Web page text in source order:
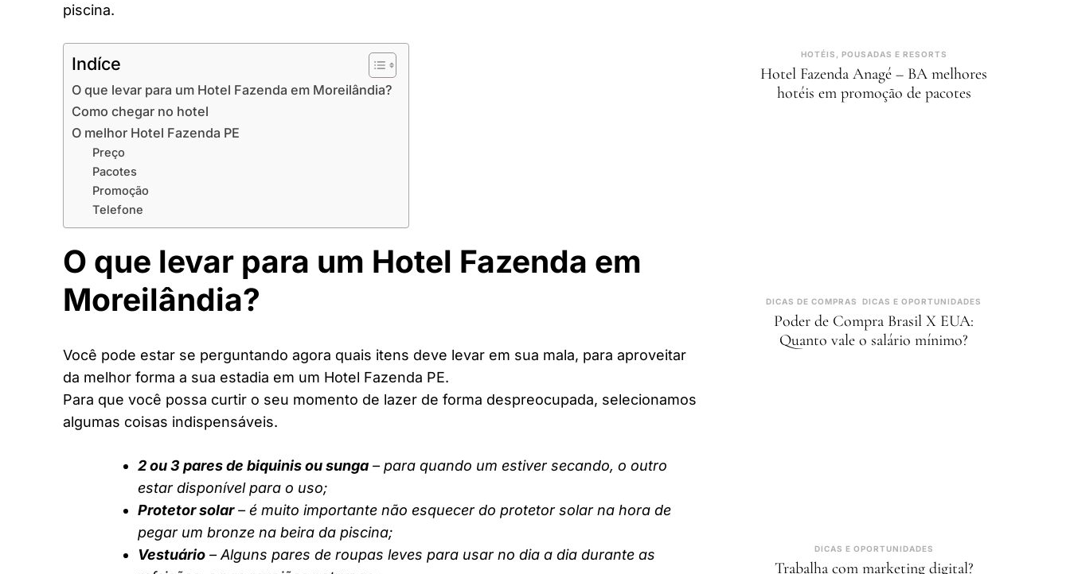
piscina.
Indíce
O que levar para um Hotel Fazenda em Moreilândia?
Como chegar no hotel
O melhor Hotel Fazenda PE
Preço
Pacotes
Promoção
Telefone
O que levar para um Hotel Fazenda em
Moreilândia?
Você pode estar se perguntando agora quais itens deve levar em sua mala, para aproveitar
da melhor forma a sua estadia em um Hotel Fazenda PE.
Para que você possa curtir o seu momento de lazer de forma despreocupada, selecionamos
algumas coisas indispensáveis.
2 ou 3 pares de biquinis ou sunga – para quando um estiver secando, o outro
estar disponível para o uso;
Protetor solar– é muito importante não esquecer do protetor solar na hora de
pegar um bronze na beira da piscina;
Vestuário – Alguns pares de roupas leves para usar no dia a dia durante as
HOTÉIS, POUSADAS E RESORTS
Hotel Fazenda Anagé – BA melhores
hotéis em promoção de pacotes
DICAS DE COMPRAS DICAS E OPORTUNIDADES
Poder de Compra Brasil X EUA:
Quanto vale o salário mínimo?
DICAS E OPORTUNIDADES
Trabalha com marketing digital?